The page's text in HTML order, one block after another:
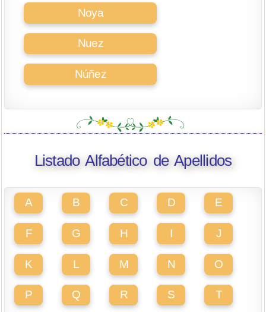
Noya
Nuez
Núñez
Listado Alfabético de Apellidos
A B C D E
F G H I J
K L M N O
P Q R S T